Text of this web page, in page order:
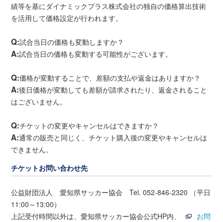
績等を基にダイナミックプラス株式会社の独自の価格算出技術
を活用して価格設定が行われます。
Q:試合当日の価格も変動しますか？
A:試合当日の価格も変動する可能性がございます。
Q:価格が変動することで、差額の支払や返金はありますか？
A:後日価格が変動しても差額が請求されたり、返金されること
はございません。
Q:チケットの変更やキャンセルはできますか？
A:通常の販売と同じく、チケット購入後の変更やキャンセルは
できません。
チケットお問い合わせ先
公益財団法人 愛知県サッカー協会 Tel. 052-846-2320 （平日
11:00～13:00）
上記受付時間以外は、愛知県サッカー協会公式HP内、
お問